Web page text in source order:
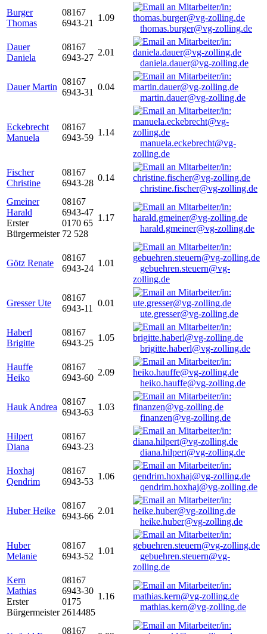
Burger
Thomas
08167
6943-21
1.09
thomas.burger@vg-zolling.de
Dauer
Daniela
08167
6943-27
2.01
daniela.dauer@vg-zolling.de
Dauer Martin
08167
6943-31
0.04
martin.dauer@vg-zolling.de
Eckebrecht
Manuela
08167
6943-59
1.14
manuela.eckebrecht@vg-
zolling.de
Fischer
Christine
08167
6943-28
0.14
christine.fischer@vg-zolling.de
Gmeiner
Harald
Erster
Bürgermeister
08167
6943-47
0170 65
72 528
1.17
harald.gmeiner@vg-zolling.de
Götz Renate
08167
6943-24
1.01
gebuehren.steuern@vg-
zolling.de
Gresser Ute
08167
6943-11
0.01
ute.gresser@vg-zolling.de
Haberl
Brigitte
08167
6943-25
1.05
brigitte.haberl@vg-zolling.de
Hauffe
Heiko
08167
6943-60
2.09
heiko.hauffe@vg-zolling.de
Hauk Andrea
08167
6943-63
1.03
finanzen@vg-zolling.de
Hilpert
Diana
08167
6943-23
diana.hilpert@vg-zolling.de
Hoxhaj
Qendrim
08167
6943-53
1.06
qendrim.hoxhaj@vg-zolling.de
Huber Heike
08167
6943-66
2.01
heike.huber@vg-zolling.de
Huber
Melanie
08167
6943-52
1.01
gebuehren.steuern@vg-
zolling.de
Kern
Mathias
Erster
Bürgermeister
08167
6943-30
0175
2614485
1.16
mathias.kern@vg-zolling.de
08167